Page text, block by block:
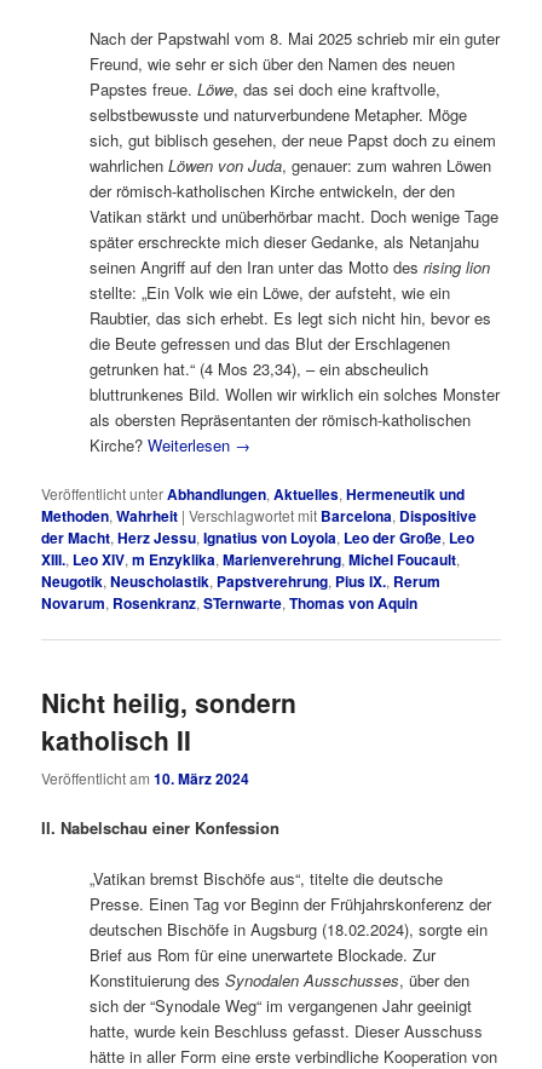
Nach der Papstwahl vom 8. Mai 2025 schrieb mir ein guter
Freund, wie sehr er sich über den Namen des neuen
Papstes freue.Löwe, das sei doch eine kraftvolle,
selbstbewusste und naturverbundene Metapher. Möge
sich, gut biblisch gesehen, der neue Papst doch zu einem
wahrlichenLöwen von Juda, genauer: zum wahren Löwen
der römisch-katholischen Kirche entwickeln, der den
Vatikan stärkt und unüberhörbar macht. Doch wenige Tage
später erschreckte mich dieser Gedanke, als Netanjahu
seinen Angriff auf den Iran unter das Motto desrising lion
stellte: „Ein Volk wie ein Löwe, der aufsteht, wie ein
Raubtier, das sich erhebt. Es legt sich nicht hin, bevor es
die Beute gefressen und das Blut der Erschlagenen
getrunken hat.“ (4 Mos 23,34), – ein abscheulich
bluttrunkenes Bild. Wollen wir wirklich ein solches Monster
als obersten Repräsentanten der römisch-katholischen
Kirche?Weiterlesen →
Veröffentlicht unterAbhandlungen,Aktuelles,Hermeneutik und
Methoden,Wahrheit |Verschlagwortet mit Barcelona, Dispositive
der Macht,Herz Jessu,Ignatius von Loyola, Leo der Große, Leo
XIII., Leo XIV,m Enzyklika,Marienverehrung,Michel Foucault,
Neugotik,Neuscholastik, Papstverehrung, Pius IX., Rerum
Novarum, Rosenkranz,STernwarte,Thomas von Aquin
Nicht heilig, sondern
katholisch II
Veröffentlicht am10. März 2024
II. Nabelschau einer Konfession
„Vatikan bremst Bischöfe aus“, titelte die deutsche
Presse. Einen Tag vor Beginn der Frühjahrskonferenz der
deutschen Bischöfe in Augsburg (18.02.2024), sorgte ein
Brief aus Rom für eine unerwartete Blockade. Zur
Konstituierung desSynodalen Ausschusses, über den
sich der “Synodale Weg“ im vergangenen Jahr geeinigt
hatte, wurde kein Beschluss gefasst. Dieser Ausschuss
hätte in aller Form eine erste verbindliche Kooperation von